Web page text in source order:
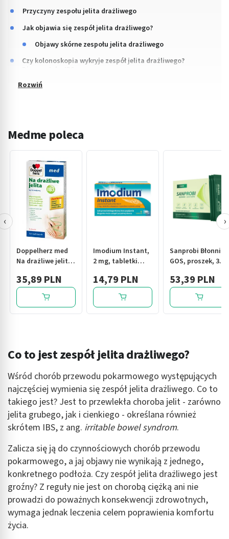
Przyczyny zespołu jelita drażliwego
Jak objawia się zespół jelita drażliwego?
Objawy skórne zespołu jelita drażliwego
Czy kolonoskopia wykryje zespół jelita drażliwego?
Medme poleca
Doppelherz med
Na drażliwe jelita,
35,89 PLN
Imodium Instant,
2 mg, tabletki
rozpadowi w
jamie ustnej, 6
szt.
14,79 PLN
Sanprobi Błonnik
GOS, proszek, 30
53,39 PLN
‹ ›
Co to jest zespół jelita drażliwego?
Wśród chorób przewodu pokarmowego występujących
najczęściej wymienia się zespół jelita drażliwego. Co to
takiego jest? Jest to przewlekła choroba jelit - zarówno
jelita grubego, jak i cienkiego - określana również
skrótem IBS, z ang. irritable bowel syndrom.
Zalicza się ją do czynnościowych chorób przewodu
pokarmowego, a jaj objawy nie wynikają z jednego,
konkretnego podłoża. Czy zespół jelita drażliwego jest
groźny? Z reguły nie jest on chorobą ciężką ani nie
prowadzi do poważnych konsekwencji zdrowotnych,
wymaga jednak leczenia celem poprawienia komfortu
życia.